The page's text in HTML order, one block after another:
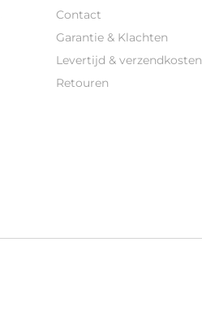
Contact
Garantie & Klachten
Levertijd & verzendkosten
Retouren